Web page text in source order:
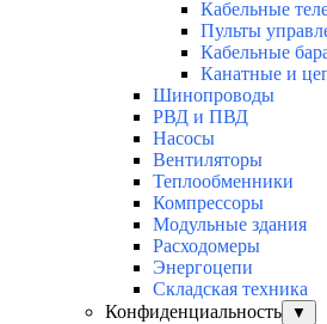
Кабельные
Пульты
Кабельные
Канатные и
Шинопроводы
РВД и ПВД
Насосы
Вентиляторы
Теплообменники
Компрессоры
Модульные здания
Расходомеры
Энергоцепи
Складская техника
Конфиденциальность
▼